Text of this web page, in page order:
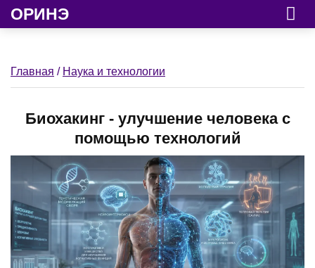
ОРИНЭ
Главная / Наука и технологии
Биохакинг - улучшение человека с
помощью технологий